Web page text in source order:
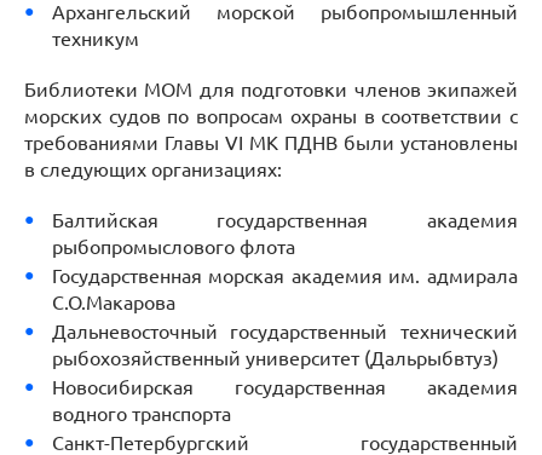
Архангельский морской рыбопромышленный
техникум
Библиотеки МОМ для подготовки членов экипажей
морских судов по вопросам охраны в соответствии с
требованиями Главы VI МК ПДНВ были установлены
в следующих организациях:
Балтийская государственная академия
рыбопромыслового флота
Государственная морская академия им. адмирала
С.О.Макарова
Дальневосточный государственный технический
рыбохозяйственный университет (Дальрыбвтуз)
Новосибирская государственная академия
водного транспорта
Санкт-Петербургский государственный